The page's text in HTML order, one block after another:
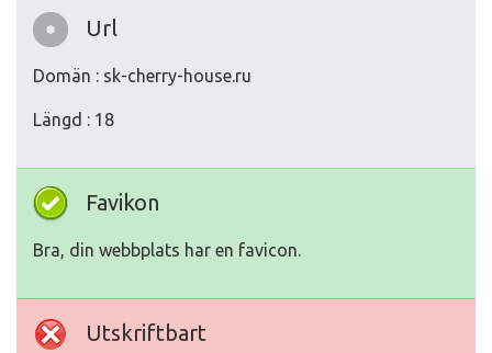
Url
Domän : sk-cherry-house.ru
Längd : 18
Favikon
Bra, din webbplats har en favicon.
Utskriftbart